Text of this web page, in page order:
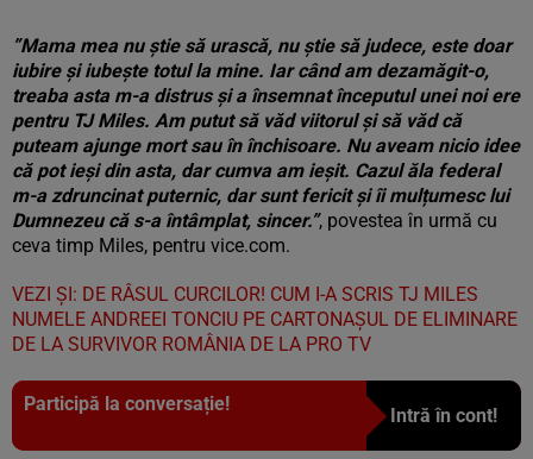
”Mama mea nu știe să urască, nu știe să judece, este doar
iubire și iubește totul la mine. Iar când am dezamăgit-o,
treaba asta m-a distrus și a însemnat începutul unei noi ere
pentru TJ Miles. Am putut să văd viitorul și să văd că
puteam ajunge mort sau în închisoare. Nu aveam nicio idee
că pot ieși din asta, dar cumva am ieșit. Cazul ăla federal
m-a zdruncinat puternic, dar sunt fericit și îi mulțumesc lui
Dumnezeu că s-a întâmplat, sincer.”, povestea în urmă cu
ceva timp Miles, pentru vice.com.
VEZI ȘI: DE RÂSUL CURCILOR! CUM I-A SCRIS TJ MILES
NUMELE ANDREEI TONCIU PE CARTONAȘUL DE ELIMINARE
DE LA SURVIVOR ROMÂNIA DE LA PRO TV
Participă la conversație!
Intră în cont!